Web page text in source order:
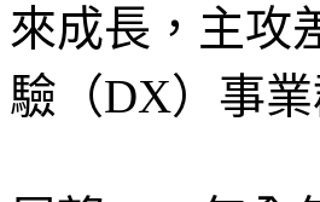
來成長，主攻
驗（DX）事